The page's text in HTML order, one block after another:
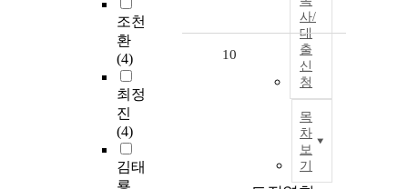
조천
환
(4)
최정
진
(4)
김태
사/
대
출
신
청
목
차
보
기
10